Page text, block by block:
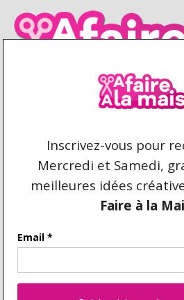
CONDITIONS
REPRODUCTION ET
AFAIREALAMAISON.COM ©
RÉSERVÉS. AUCUNE COPIE
AUTORISÉE